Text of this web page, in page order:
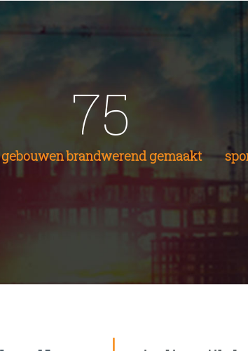
75
gebouwen brandwerend gemaakt